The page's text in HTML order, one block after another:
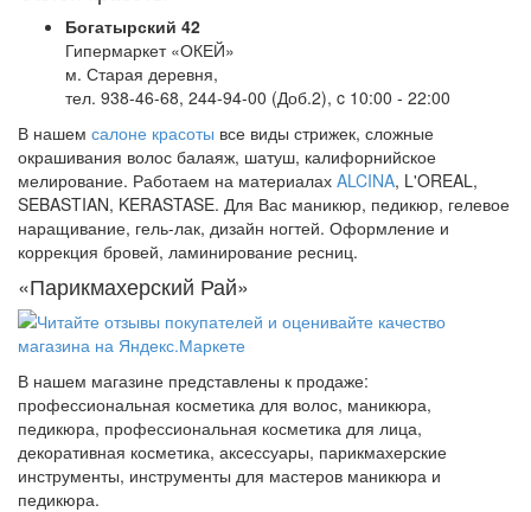
Богатырский 42
Гипермаркет «ОКЕЙ»
м. Старая деревня,
тел. 938-46-68, 244-94-00 (Доб.2), c 10:00 - 22:00
В нашем салоне красоты все виды стрижек, сложные
окрашивания волос балаяж, шатуш, калифорнийское
мелирование. Работаем на материалах ALCINA, L'OREAL,
SEBASTIAN, KERASTASE. Для Вас маникюр, педикюр, гелевое
наращивание, гель-лак, дизайн ногтей. Оформление и
коррекция бровей, ламинирование ресниц.
«Парикмахерский Рай»
В нашем магазине представлены к продаже:
профессиональная косметика для волос, маникюра,
педикюра, профессиональная косметика для лица,
декоративная косметика, аксессуары, парикмахерские
инструменты, инструменты для мастеров маникюра и
педикюра.